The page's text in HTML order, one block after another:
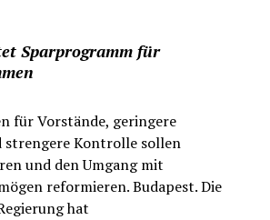
Sparprogramm für
für Vorstände, geringere
strengere Kontrolle sollen
und den Umgang mit
reformieren. Budapest. Die
hat